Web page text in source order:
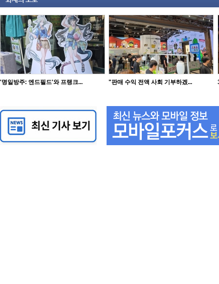
'명일방주: 엔드필드'와 프랭크... "판매 수익 전액 사회 기부하겠...